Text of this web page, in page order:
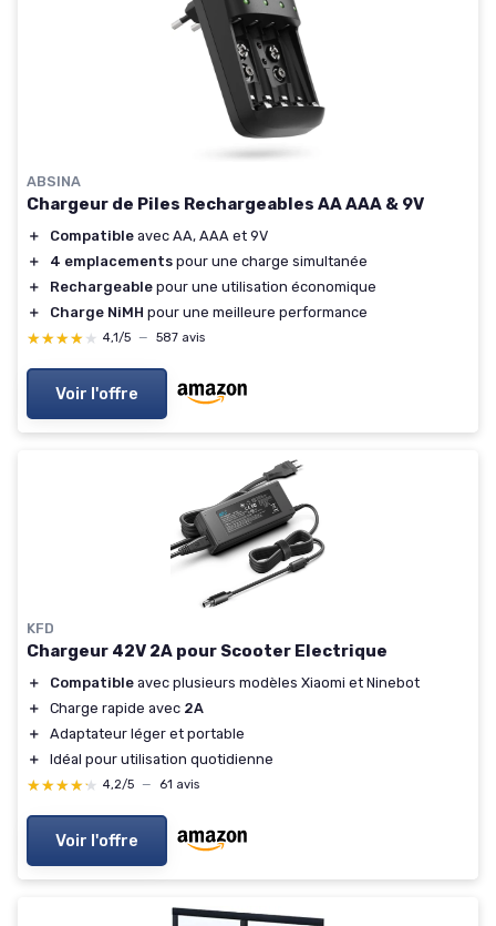
ABSINA
Chargeur de Piles Rechargeables AA AAA & 9V
＋ Compatible avec AA, AAA et 9V
＋
4 emplacements pour une charge simultanée
＋
Rechargeable pour une utilisation économique
＋
Charge NiMH pour une meilleure performance
★★★★★
★★★★★ 4,1/5 — 587 avis
Voir l'offre
KFD
Chargeur 42V 2A pour Scooter Electrique
＋ Compatible avec plusieurs modèles Xiaomi et Ninebot
＋
Charge rapide avec 2A
＋
Adaptateur léger et portable
＋
Idéal pour utilisation quotidienne
★★★★★
★★★★★ 4,2/5 — 61 avis
Voir l'offre